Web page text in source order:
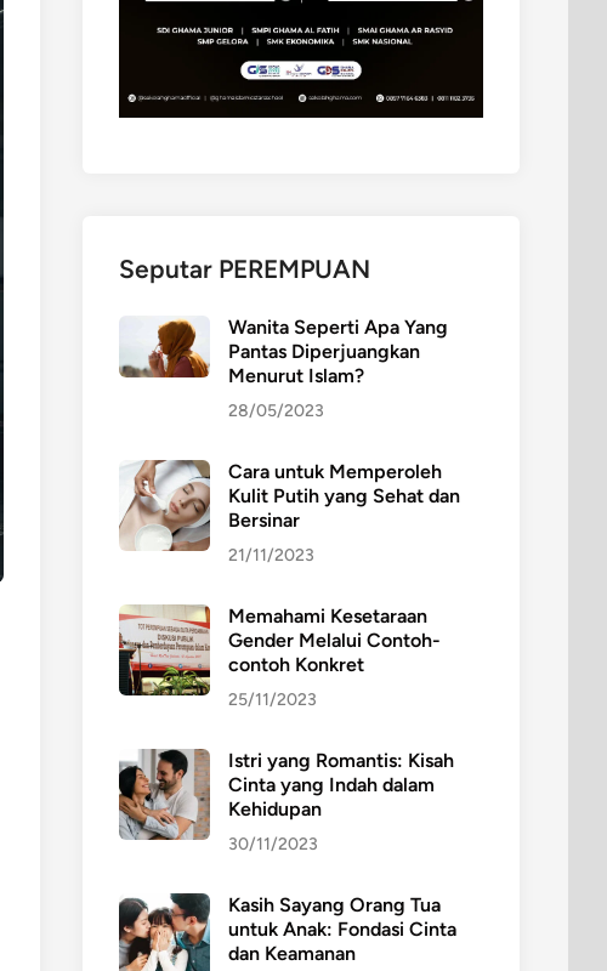
Seputar PEREMPUAN
Wanita Seperti Apa Yang
Pantas Diperjuangkan
Menurut Islam?
28/05/2023
Cara untuk Memperoleh
Kulit Putih yang Sehat dan
Bersinar
21/11/2023
Memahami Kesetaraan
Gender Melalui Contoh-
contoh Konkret
25/11/2023
Istri yang Romantis: Kisah
Cinta yang Indah dalam
Kehidupan
30/11/2023
Kasih Sayang Orang Tua
untuk Anak: Fondasi Cinta
dan Keamanan